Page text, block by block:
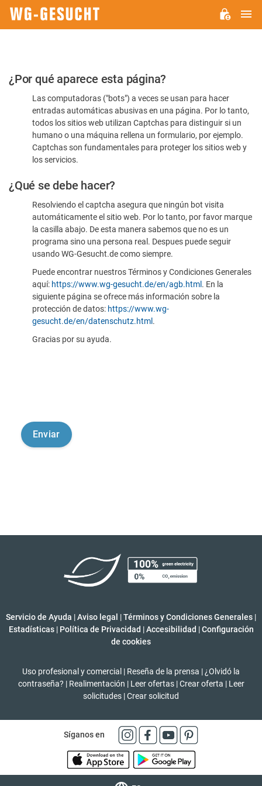
Por
favor,
confirme
humano
¿Por qué aparece esta página?
Las computadoras ("bots") a veces se usan para hacer
entradas automáticas abusivas en una página. Por lo tanto,
todos los sitios web utilizan Captchas para distinguir si un
humano o una máquina rellena un formulario, por ejemplo.
Captchas son fundamentales para proteger los sitios web y
los servicios.
¿Qué se debe hacer?
Resolviendo el captcha asegura que ningún bot visita
automáticamente el sitio web. Por lo tanto, por favor marque
la casilla abajo. De esta manera sabemos que no es un
programa sino una persona real. Despues puede seguir
usando WG-Gesucht.de como siempre.
Puede encontrar nuestros Términos y Condiciones Generales
aquí: https://www.wg-gesucht.de/en/agb.html . En la
siguiente página se ofrece más información sobre la
protección de datos: https://www.wg-
gesucht.de/en/datenschutz.html .
Gracias por su ayuda.
Servicio de Ayuda |Aviso legal |Términos y Condiciones Generales |
Estadísticas | Política de Privacidad | Accesibilidad | Configuración
de cookies
Uso profesional y comercial | Reseña de la prensa | ¿Olvidó la
contraseña? | Realimentación | Leer ofertas | Crear oferta | Leer
solicitudes |Crear solicitud
Síganos en